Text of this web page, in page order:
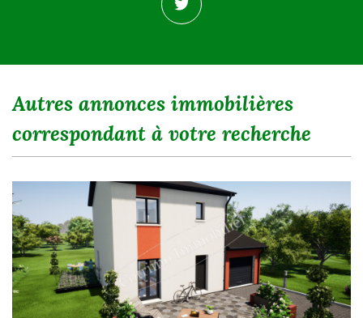
autres annonces immobilières
correspondant à votre recherche